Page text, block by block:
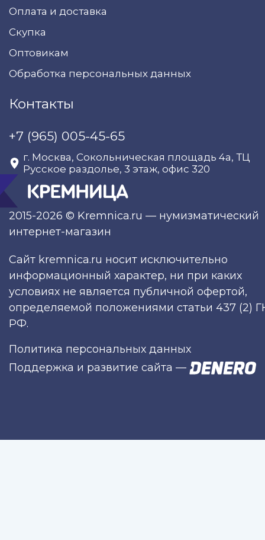
2015-2026 © Kremnica.ru — нумизматический
интернет-магазин
Оплата и доставка
Скупка
Оптовикам
Обработка персональных данных
Контакты
+7 (965) 005-45-65
г. Москва, Сокольническая площадь 4а, ТЦ
Русское раздолье, 3 этаж, офис 320
Сайт kremnica.ru носит исключительно
информационный характер, ни при каких
условиях не является публичной офертой,
определяемой положениями статьи 437 (2)
РФ.
Политика персональных данных
Поддержка и развитие сайта —